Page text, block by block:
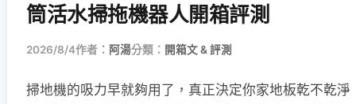
筒活水掃拖機器人開箱評測
2026/8/4作者： 阿湯分類： 開箱文 & 評測
掃地機的吸力早就夠用了，真正決定你家地板乾不乾淨